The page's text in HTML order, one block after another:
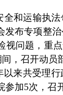
全和运输执
布专项整治
问题， 重
，召开动员
以来共受理
参加5次，召